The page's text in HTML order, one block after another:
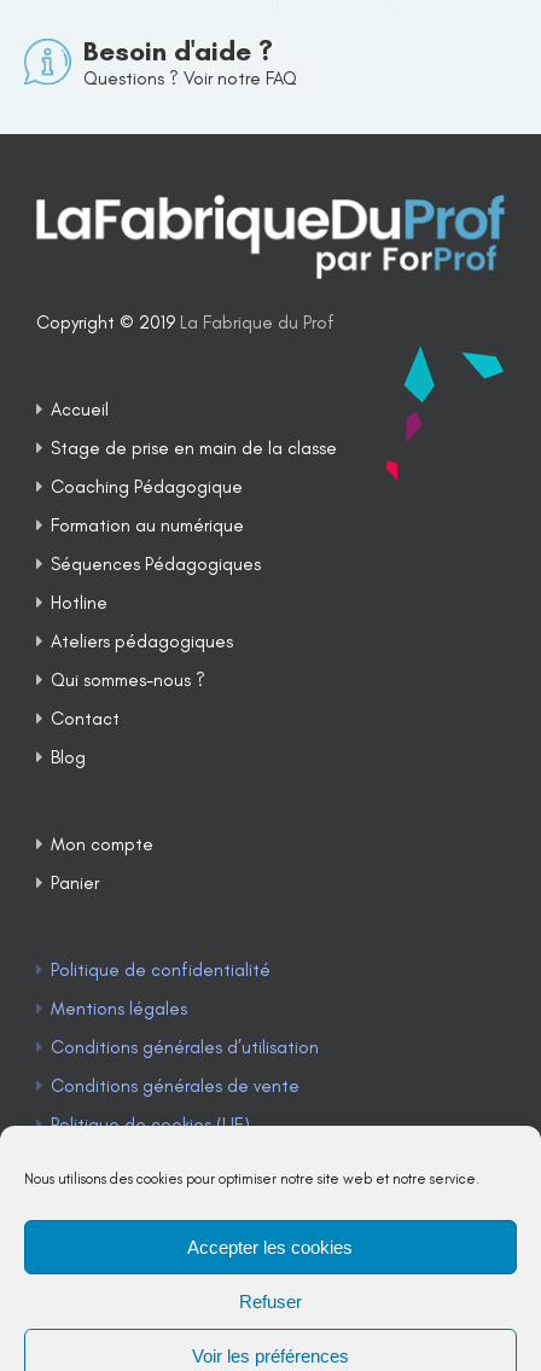
Nous utilisons des cookies pour optimiser notre site web et notre service.
Accepter les cookies
Refuser
Voir les préférences
Besoin d'aide ?
Questions ? Voir notre FAQ
Copyright © 2019 La Fabrique du Prof
Accueil
Stage de prise en main de la classe
Coaching Pédagogique
Formation au numérique
Séquences Pédagogiques
Hotline
Ateliers pédagogiques
Qui sommes-nous ?
Contact
Blog
Mon compte
Panier
Politique de confidentialité
Mentions légales
Conditions générales d’utilisation
Conditions générales de vente
Politique de cookies (UE)
TÉLÉPHONE : 04 90 85 22 98